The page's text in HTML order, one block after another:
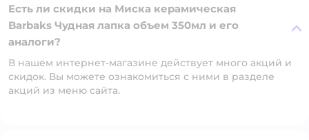
Есть ли скидки на Миска керамическая
Barbaks Чудная лапка объем 350мл и его
аналоги?
В нашем интернет-магазине действует много акций и
скидок. Вы можете ознакомиться с ними в разделе
акций из меню сайта.